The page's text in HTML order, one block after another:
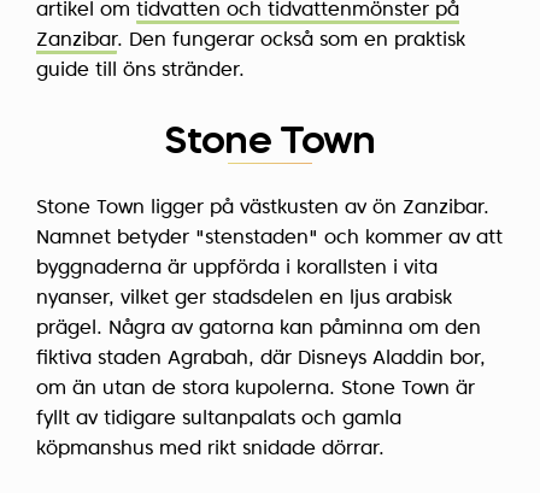
artikel om tidvatten och tidvattenmönster på
Zanzibar. Den fungerar också som en praktisk
guide till öns stränder.
Stone Town
Stone Town ligger på västkusten av ön Zanzibar.
Namnet betyder "stenstaden" och kommer av att
byggnaderna är uppförda i korallsten i vita
nyanser, vilket ger stadsdelen en ljus arabisk
prägel. Några av gatorna kan påminna om den
fiktiva staden Agrabah, där Disneys Aladdin bor,
om än utan de stora kupolerna. Stone Town är
fyllt av tidigare sultanpalats och gamla
köpmanshus med rikt snidade dörrar.